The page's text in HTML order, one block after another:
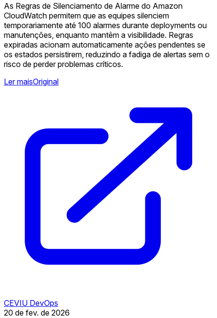
As Regras de Silenciamento de Alarme do Amazon
CloudWatch permitem que as equipes silenciem
temporariamente até 100 alarmes durante deployments ou
manutenções, enquanto mantêm a visibilidade. Regras
expiradas acionam automaticamente ações pendentes se
os estados persistirem, reduzindo a fadiga de alertas sem o
risco de perder problemas críticos.
Ler maisOriginal
CEVIU DevOps
20 de fev. de 2026